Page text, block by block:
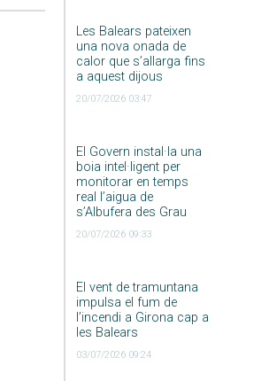
Les Balears pateixen
una nova onada de
calor que s’allarga fins
a aquest dijous
20/07/2026 03:47
El Govern instal·la una
boia intel·ligent per
monitorar en temps
real l’aigua de
s’Albufera des Grau
20/07/2026 09:33
El vent de tramuntana
impulsa el fum de
l’incendi a Girona cap a
les Balears
03/07/2026 09:24